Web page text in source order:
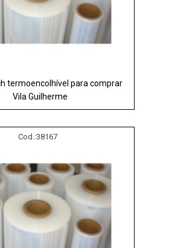
termoencolhível para comprar
Vila Guilherme
Cod.:38167